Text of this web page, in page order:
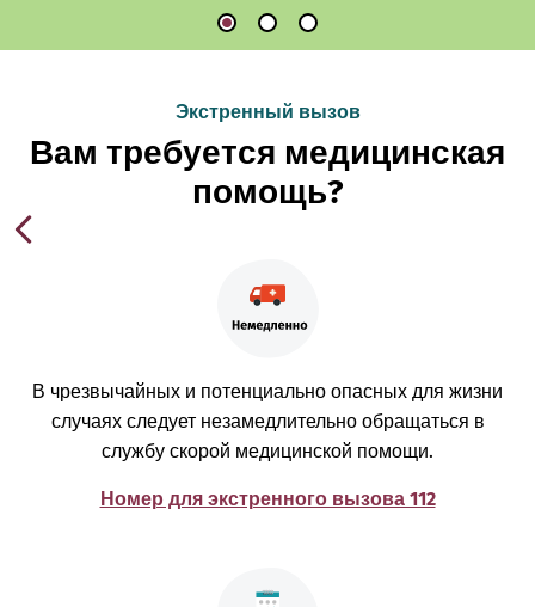
Экстренный вызов
Вам требуется медицинская
помощь?
В чрезвычайных и потенциально опасных для жизни
случаях следует незамедлительно обращаться в
службу скорой медицинской помощи.
Номер для экстренного вызова 112